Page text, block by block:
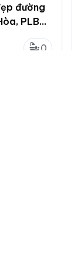
đường
PLB
0